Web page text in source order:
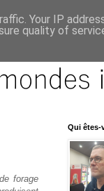
forage
Qui êtes-
Your IP
quality of